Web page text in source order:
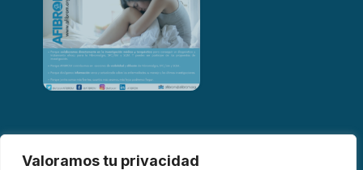
Valoramos tu privacidad